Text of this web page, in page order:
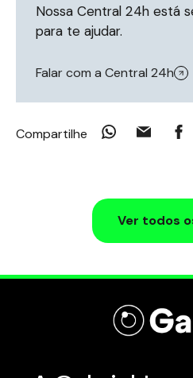
Nossa Central 24h está
para te ajudar.
Falar com a Central 24h
Compartilhe
Ver todos